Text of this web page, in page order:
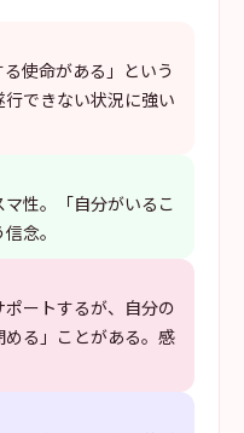
る使命がある」という
できない状況に強い
性。「自分がいるこ
念。
ートするが、自分の
る」ことがある。感